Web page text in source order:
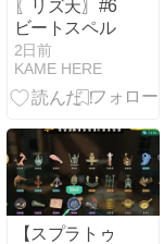
〖リズ天〗#6
ビートスペル
2日前
KAME HERE
【スプラトゥ